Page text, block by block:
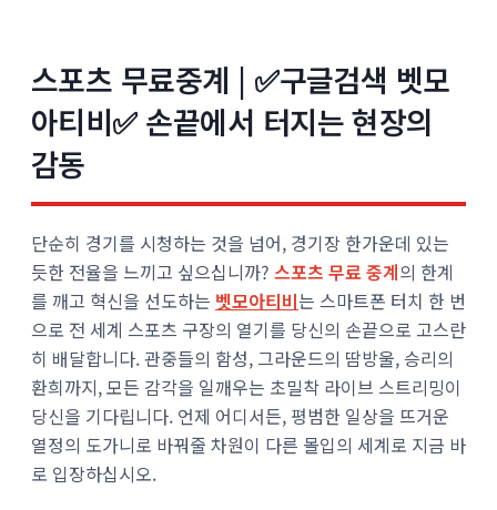
스포츠 무료중계 | ✅구글검색 벳모
아티비✅ 손끝에서 터지는 현장의
감동
단순히 경기를 시청하는 것을 넘어, 경기장 한가운데 있는
듯한 전율을 느끼고 싶으십니까? 스포츠 무료 중계의 한계
를 깨고 혁신을 선도하는 벳모아티비는 스마트폰 터치 한 번
으로 전 세계 스포츠 구장의 열기를 당신의 손끝으로 고스란
히 배달합니다. 관중들의 함성, 그라운드의 땀방울, 승리의
환희까지, 모든 감각을 일깨우는 초밀착 라이브 스트리밍이
당신을 기다립니다. 언제 어디서든, 평범한 일상을 뜨거운
열정의 도가니로 바꿔줄 차원이 다른 몰입의 세계로 지금 바
로 입장하십시오.